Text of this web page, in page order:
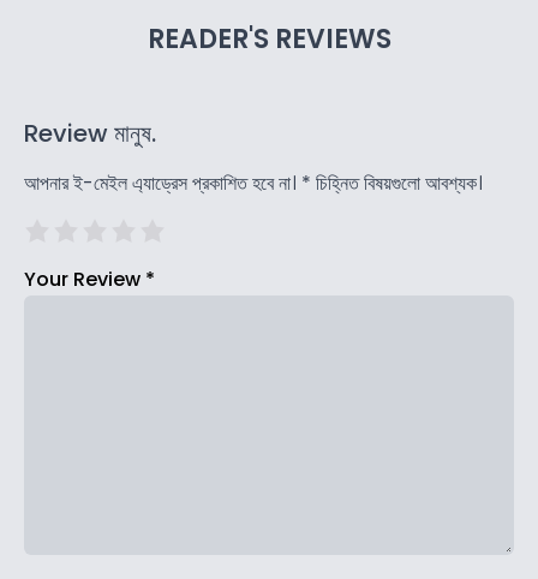
READER'S REVIEWS
Review মানুষ.
আপনার ই-মেইল এ্যাড্রেস প্রকাশিত হবে না। * চিহ্নিত বিষয়গুলো আবশ্যক।
Your Review *